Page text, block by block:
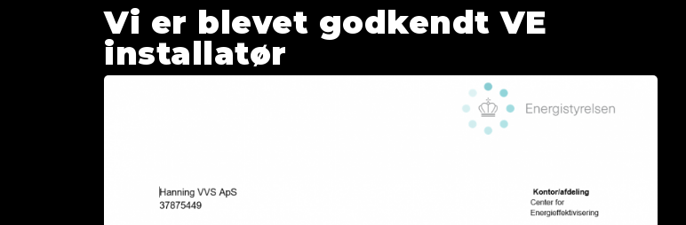
Vi er blevet godkendt VE
installatør